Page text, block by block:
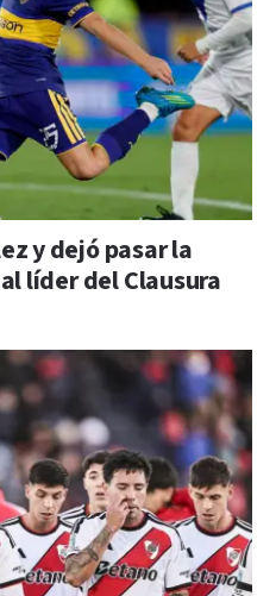
y dejó pasar la
líder del Clausura